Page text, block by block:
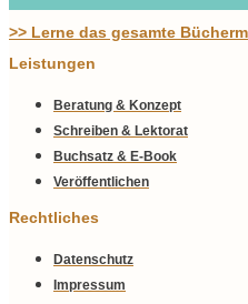
>> Lerne das gesamte
Leistungen
Beratung & Konzept
Schreiben & Lektorat
Buchsatz & E-Book
Veröffentlichen
Rechtliches
Datenschutz
Impressum